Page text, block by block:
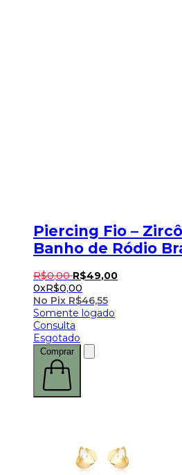
Piercing Fio –
Banho de Ródio
R$0,00 R$49,00
0xR$0,00
No Pix R$46,55
Somente logado
Consulta
Esgotado
Comprar